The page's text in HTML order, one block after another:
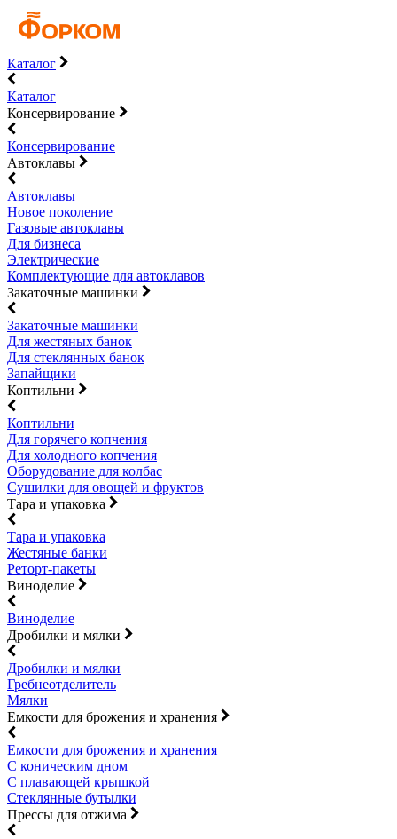
Каталог
Каталог
Консервирование
Консервирование
Автоклавы
Автоклавы
Новое поколение
Газовые автоклавы
Для бизнеса
Электрические
Комплектующие для автоклавов
Закаточные машинки
Закаточные машинки
Для жестяных банок
Для стеклянных банок
Запайщики
Коптильни
Коптильни
Для горячего копчения
Для холодного копчения
Оборудование для колбас
Сушилки для овощей и фруктов
Тара и упаковка
Тара и упаковка
Жестяные банки
Реторт-пакеты
Виноделие
Виноделие
Дробилки и мялки
Дробилки и мялки
Гребнеотделитель
Мялки
Емкости для брожения и хранения
Емкости для брожения и хранения
С коническим дном
С плавающей крышкой
Стеклянные бутылки
Прессы для отжима